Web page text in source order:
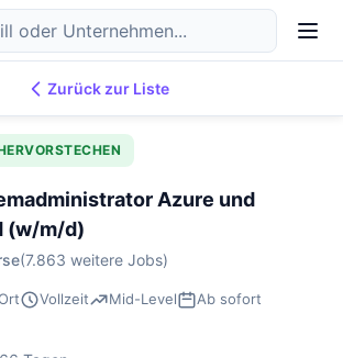
DE
Zurück zur Liste
Azure und
(w/m/d)
(7.863 weitere Jobs)
Vollzeit Mid-Level
Ab sofort